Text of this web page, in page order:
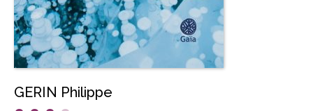
GERIN Philippe